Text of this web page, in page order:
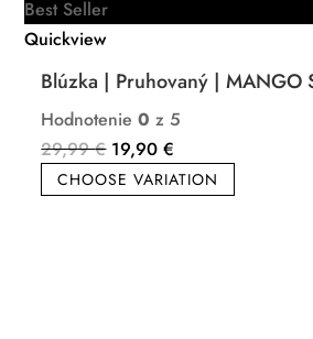
Best Seller
Quickview
Blúzka | Pruhovaný | MANGO
Hodnotenie0 z 5
29,99€ Pôvodná
cena
19,90€
cena
CHOOSE VARIATION